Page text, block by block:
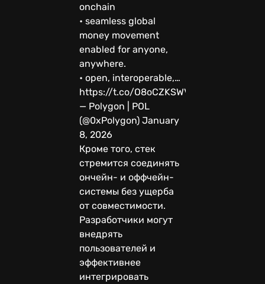
onchain
• seamless global
money movement
enabled for anyone,
anywhere.
• open, interoperable,…
https://t.co/O8oCZKSWVh
— Polygon | POL
(@0xPolygon) January
8, 2026
Кроме того, стек
стремится соединять
ончейн- и оффчейн-
системы без ущерба
от совместимости.
Разработчики могут
внедрять
пользователей и
эффективнее
интегрировать